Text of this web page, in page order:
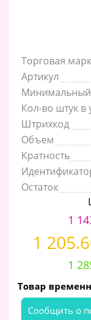
Торговая
Артикул
Кол-во штук в
Штрихкод
Объем
Кратность
Остаток
1
1
1
Товар
Cообщить о